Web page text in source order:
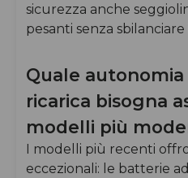
sicurezza anche
pesanti senza sbilanciare
Quale
ricarica bisogna
modelli più
I modelli più recenti
eccezionali: le batterie